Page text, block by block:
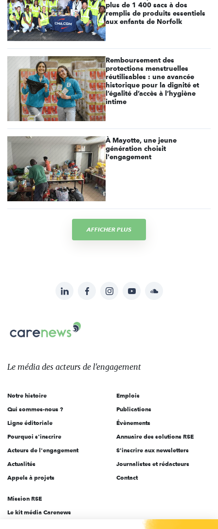
plus de 1 400 sacs à dos
remplis de produits essentiels
aux enfants de Norfolk
Remboursement des
protections menstruelles
réutilisables : une avancée
historique pour la dignité et
l’égalité d’accès à l’hygiène
intime
À Mayotte, une jeune
génération choisit
l'engagement
AFFICHER PLUS
sur:
LinkedInFacebookInstagramYouTubeSoundcloud
Carenews,
Le
des
l'engagement
Le média des acteurs de l'engagement
Notre histoire
Qui sommes-nous ?
Ligne éditoriale
Pourquoi s'inscrire
Acteurs de l'engagement
Actualités
Appels à projets
Emplois
Publications
Évènements
Annuaire des solutions RSE
S'inscrire aux newsletters
Journalistes et rédacteurs
Contact
Mission RSE
Le kit média Carenews